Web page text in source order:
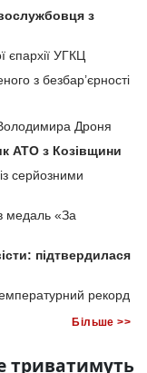
з
єпархії УГКЦ
з безбар’єрності
Дроня
АТО з Козівщини
серйозними
медаль «За
підтвердилася
рекорд
Більше >>
триватимуть